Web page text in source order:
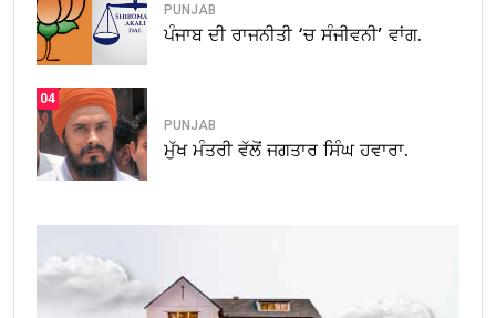
PUNJAB
ਪੰਜਾਬ ਦੀ ਰਾਜਨੀਤੀ ‘ਚ ਸੰਜੀਵਨੀ’ ਵਾਂਗ.
04
PUNJAB
ਮੁੱਖ ਮੰਤਰੀ ਵੱਲੋਂ ਜਗਤਾਰ ਸਿੰਘ ਹਵਾਰਾ.